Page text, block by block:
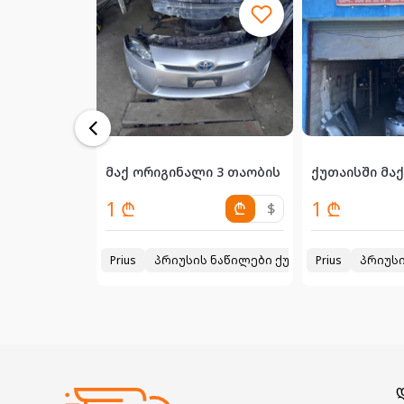
დაშლილები/სახელოსნო ქუთაისში. გ...
დაშლილები/სახელოსნო ქუთაისში 2000
მაქ ორიგინალი 3 თაობის პრიუსის
1 ₾ ₾ $
Prius პრიუსის ნაწილები ქუთაისში 2009
ქუთაისში
1 ₾
Prius